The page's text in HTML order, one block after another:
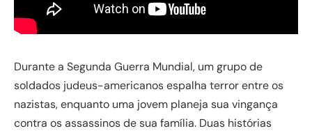
Durante a Segunda Guerra Mundial, um grupo de
soldados judeus-americanos espalha terror entre os
nazistas, enquanto uma jovem planeja sua vingança
contra os assassinos de sua família. Duas histórias